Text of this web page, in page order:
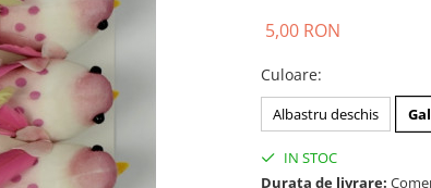
5,00 RON
Culoare:
Albastru deschis
IN STOC
Durata de livrare: